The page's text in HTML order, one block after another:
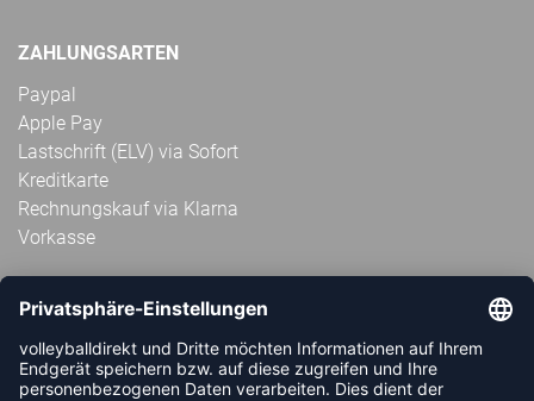
ZAHLUNGSARTEN
Paypal
Apple Pay
Lastschrift (ELV) via Sofort
Kreditkarte
Rechnungskauf via Klarna
Vorkasse
ABONNIERE JETZT DEN KOSTENLOSEN
VOLLEYBALLDIREKT-NEWSLETTER UND VERPASSE KEINE
NEUIGKEIT ODER AKTION MEHR.